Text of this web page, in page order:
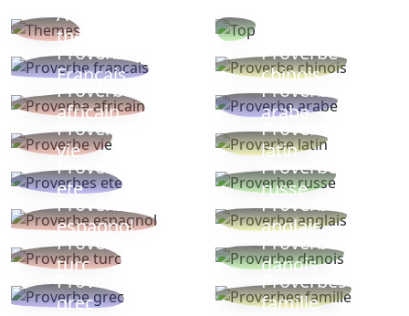
Autres
thèmes
Proverbe
Français
Proverbe
chinois
Proverbe
africain
Proverbe
arabe
Proverbe
vie
Proverbe
latin
Proverbes
ete
Proverbe
russe
Proverbe
espagnol
Proverbe
anglais
Proverbe
turc
Proverbe
danois
Proverbe
grec
Proverbes
famille